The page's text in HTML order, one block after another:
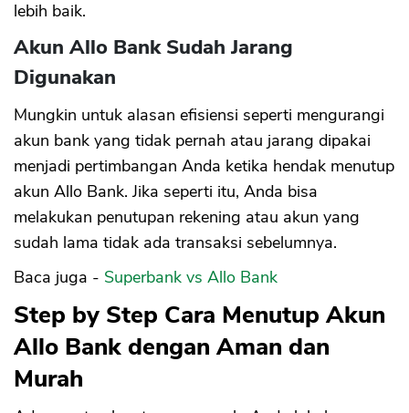
lebih baik.
Akun Allo Bank Sudah Jarang
Digunakan
Mungkin untuk alasan efisiensi seperti mengurangi
akun bank yang tidak pernah atau jarang dipakai
menjadi pertimbangan Anda ketika hendak menutup
akun Allo Bank. Jika seperti itu, Anda bisa
melakukan penutupan rekening atau akun yang
sudah lama tidak ada transaksi sebelumnya.
Baca juga - Superbank vs Allo Bank
Step by Step Cara Menutup Akun
Allo Bank dengan Aman dan
Murah